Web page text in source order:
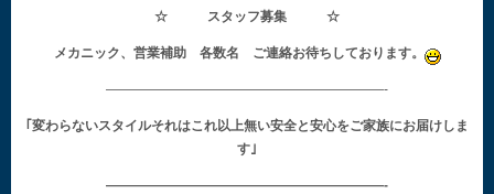
☆ スタッフ募集 ☆
メカニック、営業補助 各数名 ご連絡お待ちしております。
—————————————————————-
｢変わらないスタイルそれはこれ以上無い安全と安心をご家族にお届けしま
す｣
—————————————————————-